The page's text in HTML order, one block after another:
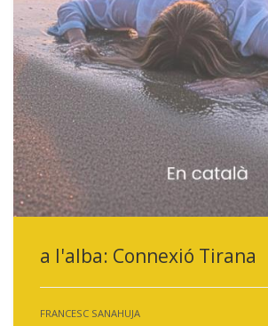
a l'alba: Connexió Tirana
FRANCESC SANAHUJA